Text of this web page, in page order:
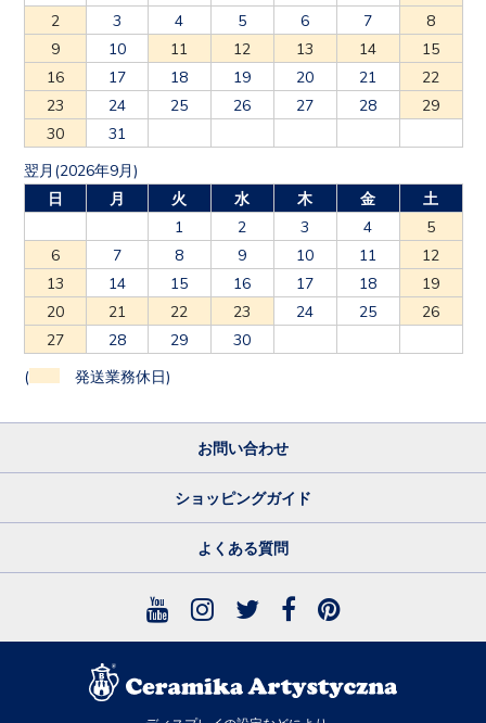
2
3 4 5 6 7
8
9
10 11 12 13 14
15
16
17 18 19 20 21
22
23
24 25 26 27 28
29
30
31
翌月(2026年9月)
日
月 火 水 木 金
土
1
2 3 4
5
6
7 8 9 10 11
12
13
14 15 16 17 18
19
20
21 22 23 24 25
26
27
28 29 30
( 発送業務休日)
お問い合わせ
ショッピングガイド
よくある質問